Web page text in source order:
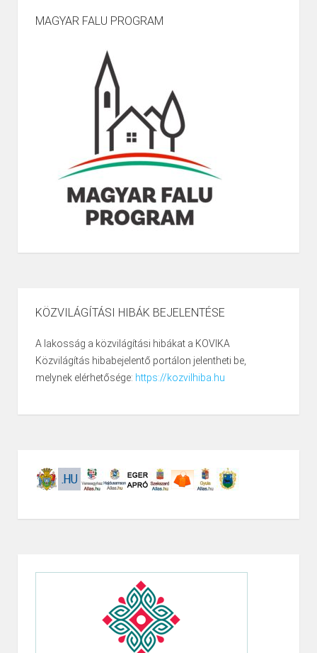
MAGYAR FALU PROGRAM
KÖZVILÁGÍTÁSI HIBÁK BEJELENTÉSE
A lakosság a közvilágítási hibákat a KOVIKA
Közvilágítás hibabejelentő portálon jelentheti be,
melynek elérhetősége: https://kozvilhiba.hu